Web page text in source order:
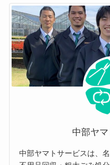
中部ヤ
中部ヤマトサービスは、